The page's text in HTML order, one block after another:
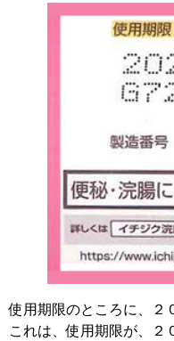
使用期限のところに、２
これは、使用期限が、２